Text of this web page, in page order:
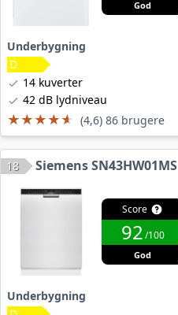
God
Underbygning
14 kuverter
42 dB lydniveau
★★★★★
★★★★★ (4,6) 86 brugere
18 Siemens SN43HW01MS
Score
92/100
God
Underbygning